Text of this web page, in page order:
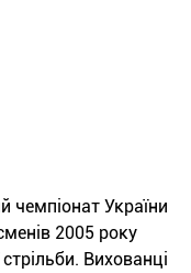
чемпіонат України
2005 року
Вихованці